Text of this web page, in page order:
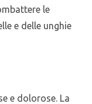
le
e delle unghie
e dolorose. La